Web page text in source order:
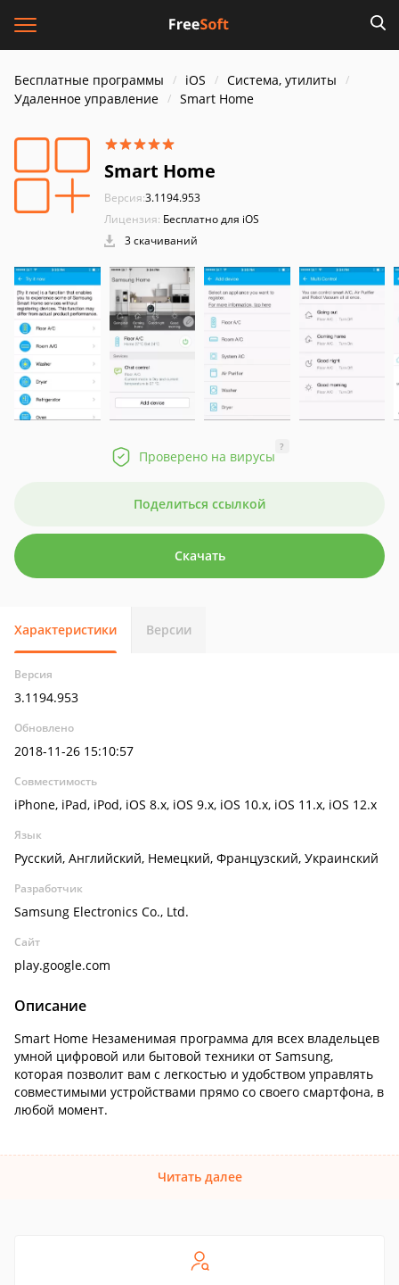
Бесплатные программы iOS
Система, утилиты
Удаленное управление
Smart Home
Smart Home
Версия:3.1194.953
Лицензия: Бесплатно для iOS
3 скачиваний
Проверено на вирусы
?
Поделиться ссылкой
Скачать
Характеристики Версии
Версия
3.1194.953
Обновлено
2018-11-26 15:10:57
Совместимость
iPhone, iPad, iPod, iOS 8.x, iOS 9.x, iOS 10.x, iOS 11.x, iOS 12.x
Язык
Русский, Английский, Немецкий, Французский, Украинский
Разработчик
Samsung Electronics Co., Ltd.
Сайт
play.google.com
Описание
Smart Home Незаменимая программа для всех владельцев
умной цифровой или бытовой техники от Samsung,
которая позволит вам с легкостью и удобством управлять
совместимыми устройствами прямо со своего смартфона, в
любой момент.
Читать далее